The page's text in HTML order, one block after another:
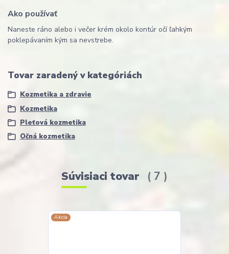
Ako používať
Naneste ráno alebo i večer krém okolo kontúr očí ľahkým
poklepávaním kým sa nevstrebe.
Tovar zaradený v kategóriách
Kozmetika a zdravie
Kozmetika
Pleťová kozmetika
Očná kozmetika
Súvisiaci tovar 7
Akcia